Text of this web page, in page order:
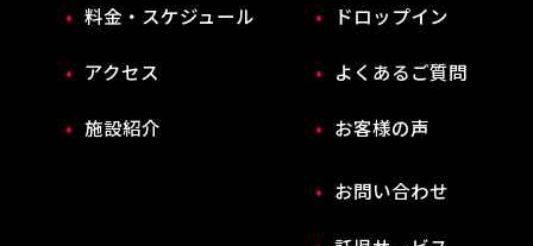
料金・スケジュール
アクセス
施設紹介
ドロップイン
よくあるご質問
お客様の声
お問い合わせ